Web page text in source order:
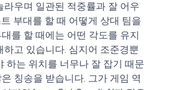
라우며 일관된 적중률과 잘 어우
부대를 할 때 어떻게 상대 팀을
를 할 때에는 어떤 각도를 유지
하고 있습니다. 심지어 조준경뿐
하는 위치를 너무나 잘 잡기 때문
칭송을 받습니다. 그가 게임 역